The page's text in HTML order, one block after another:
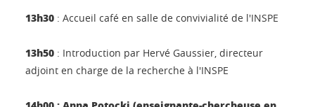
13h30 : Accueil café en salle de convivialité de l'INSPE
13h50 : Introduction par Hervé Gaussier, directeur
adjoint en charge de la recherche à l'INSPE